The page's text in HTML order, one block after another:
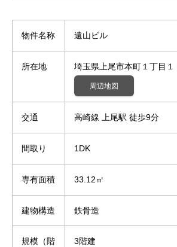
物件名称 遠山ビル
所在地 埼玉県上尾市本町１丁目
周辺地図
交通 高崎線 上尾駅 徒歩9分
間取り 1DK
専有面積 33.12㎡
建物構造 鉄骨造
規模（階
3階建